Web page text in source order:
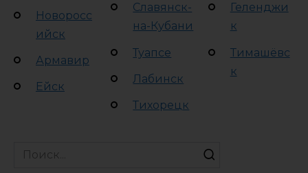
Новоросс
ийск
Армавир
Ейск
Славянск-
на-Кубани
Туапсе
Лабинск
Тихорецк
Геленджи
к
Тимашёвс
к
Search